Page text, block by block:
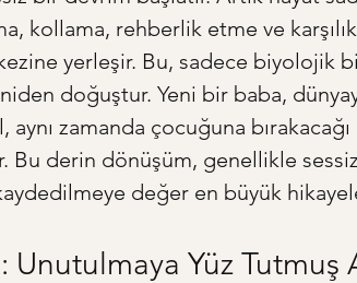
kollama, rehberlik etme ve
yerleşir. Bu, sadece biyolojik
doğuştur. Yeni bir baba,
aynı zamanda çocuğuna
Bu derin dönüşüm, genellikle
değer en büyük
Unutulmaya Yüz Tutmuş